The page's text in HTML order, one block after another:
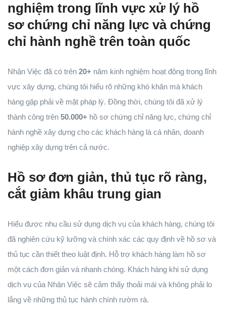
nghiệm trong lĩnh vực xử lý hồ
sơ chứng chỉ năng lực và chứng
chỉ hành nghề trên toàn quốc
Nhận Việc đã có trên 20+ năm kinh nghiệm hoạt động trong lĩnh
vực xây dựng, chúng tôi hiểu rõ những khó khăn mà khách
hàng gặp phải về mặt pháp lý. Đồng thời, chúng tôi đã xử lý
thành công trên 50.000+ hồ sơ chứng chỉ năng lực, chứng chỉ
hành nghề xây dựng cho các khách hàng là cá nhân, doanh
nghiệp xây dựng trên cả nước.
Hồ sơ đơn giản, thủ tục rõ ràng,
cắt giảm khâu trung gian
Hiểu được nhu cầu sử dụng dịch vụ của khách hàng, chúng tôi
đã nghiên cứu kỹ lưỡng và chính xác các quy định về hồ sơ và
thủ tục cần thiết theo luật định. Hỗ trợ khách hàng làm hồ sơ
một cách đơn giản và nhanh chóng. Khách hàng khi sử dụng
dịch vụ của Nhận Việc sẽ cảm thấy thoải mái và không phải lo
lắng về những thủ tục hành chính rườm rà.